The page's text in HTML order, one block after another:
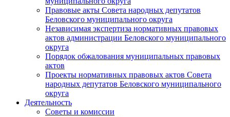
Правовые акты Совета народных депутатов
Беловского муниципального округа
Независимая экспертиза нормативных правовых
актов администрации Беловского муниципального
округа
Порядок обжалования муниципальных правовых
актов
Проекты нормативных правовых актов Совета
народных депутатов Беловского муниципального
округа
Деятельность
Советы и комиссии